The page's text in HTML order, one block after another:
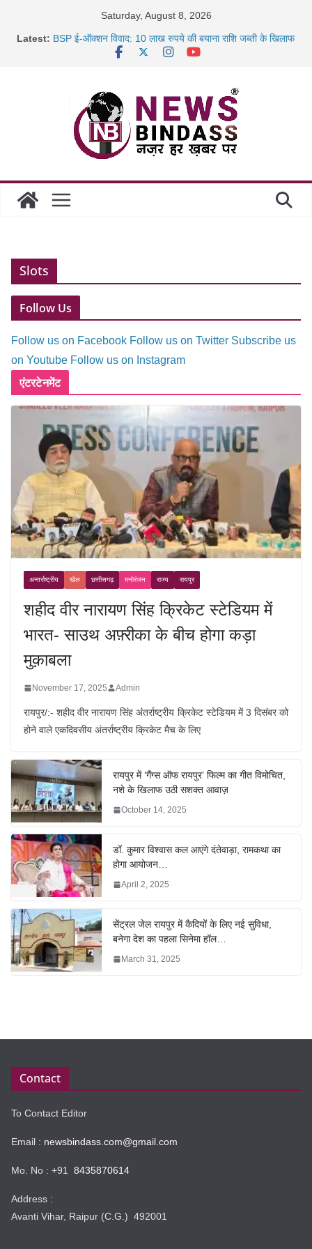
Saturday, August 8, 2026
Latest: BSP ई-ऑक्शन विवाद: 10 लाख रुपये की बयाना राशि जब्ती के खिलाफ
साइबर ठगी पर दुर्ग पुलिस का बड़ा एक्शन: 13 म्यूल बैंक खाताधारक
गिरफ्तार
Slots
Follow Us
Follow us on Facebook Follow us on Twitter Subscribe us
on Youtube Follow us on Instagram
एंटरटेनमेंट
अन्तर्राष्ट्रीय खेल छत्तीसगढ़ मनोरंजन राज्य रायपुर
शहीद वीर नारायण सिंह क्रिकेट स्टेडियम में
भारत- साउथ अफ़्रीका के बीच होगा कड़ा
मुक़ाबला
November 17, 2025 Admin
रायपुर/:- शहीद वीर नारायण सिंह अंतर्राष्ट्रीय क्रिकेट स्टेडियम में 3 दिसंबर को
होने वाले एकदिवसीय अंतर्राष्ट्रीय क्रिकेट मैच के लिए
रायपुर में ‘गैंग्स ऑफ रायपुर’ फिल्म का गीत विमोचित,
नशे के खिलाफ उठी सशक्त आवाज़
October 14, 2025
डॉ. कुमार विश्वास कल आएंगे दंतेवाड़ा, रामकथा का
होगा आयोजन…
April 2, 2025
सेंट्रल जेल रायपुर में कैदियों के लिए नई सुविधा,
बनेगा देश का पहला सिनेमा हॉल…
March 31, 2025
Contact
To Contact Editor
Email : newsbindass.com@gmail.com
Mo. No : +91 8435870614
Address :
Avanti Vihar, Raipur (C.G.) 492001